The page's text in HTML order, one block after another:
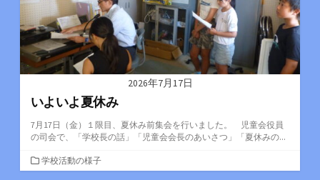
2026年7月17日
いよいよ夏休み
7月17日（金）１限目、夏休み前集会を行いました。 児童会役員
の司会で、「学校長の話」「児童会会長のあいさつ」「夏休みの...
カ
テ
学校活動の様子